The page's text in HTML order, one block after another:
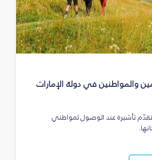
والمواطنين في دولة الإمارات
تقدّم تأشيرة عند الوصول لمواطني